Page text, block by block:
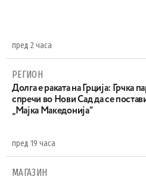
пред 2 часа
РЕГИОН
Долга е раката на Грција: Грчка
спречи во Нови Сад да се
„Мајка Македонија“
пред 19 часа
МАГАЗИН